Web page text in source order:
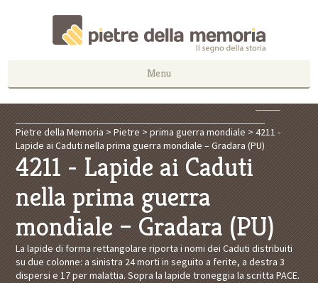
Menu
Pietre della Memoria >Pietre >prima guerra mondiale >4211 -
Lapide ai Caduti nella prima guerra mondiale – Gradara (PU)
4211 - Lapide ai Caduti
nella prima guerra
mondiale – Gradara (PU)
La lapide di forma rettangolare riporta i nomi dei Caduti distribuiti
su due colonne: a sinistra 24 morti in seguito a ferite, a destra 3
dispersi e 17 per malattia. Sopra la lapide troneggia la scritta PACE.